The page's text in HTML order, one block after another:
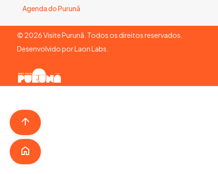
Agenda do Purunã
© 2026Visite Purunã. Todos os direitos reservados.
Desenvolvido porLaon Labs